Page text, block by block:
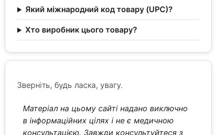
Який міжнародний код товару (UPC)?
Хто виробник цього товару?
Зверніть, будь ласка, увагу.
Матеріал на цьому сайті надано виключно
в інформаційних цілях і не є медичною
консультацією. Завжди консультуйтеся з